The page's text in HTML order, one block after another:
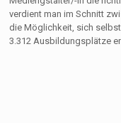
verdient man im Schnitt
die Möglichkeit, sich
3.312 Ausbildungsplätze